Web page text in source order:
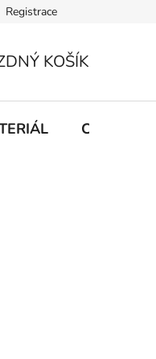
Registrace
KOŠÍK
CHEMIE